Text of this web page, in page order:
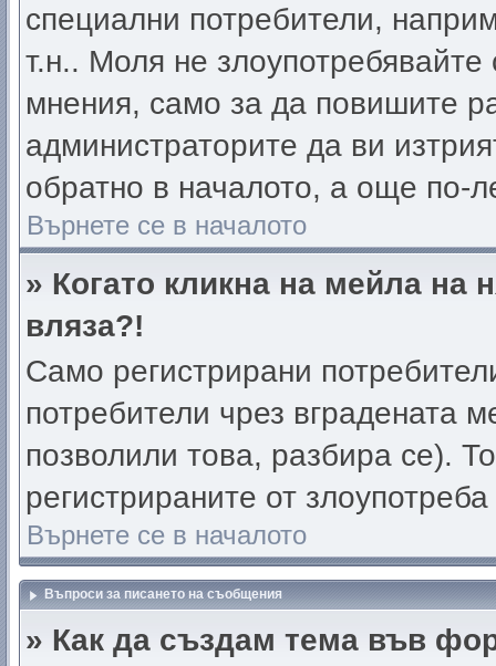
специални потребители,
т.н.. Моля не
мнения, само за да повишите
администраторите да ви
обратно в началото, а още по-
Върнете се в началото
» Когато кликна на мейла на
вляза?!
Само регистрирани
потребители чрез вградената
позволили това, разбира се).
регистрираните от
Върнете се в началото
Въпроси за писането на съобщения
» Как да създам тема във